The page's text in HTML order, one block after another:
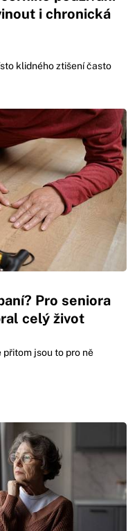
i chronická
klidného ztišení často
Pro seniora
celý život
jsou to pro ně